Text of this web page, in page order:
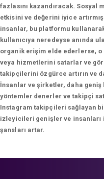
fazlasını kazandıracak. Sosyal
etkisini ve değerini iyice
insanlar, bu platformu
kullanıcıya neredeyse anında
organik erişim elde ederlerse,
veya hizmetlerini satarlar ve
takipçilerini özgürce artırın ve
İnsanlar ve şirketler, daha
yöntemler denerler ve takipçi
Instagram takipçileri sağlayan
izleyicileri genişler ve
şansları artar.